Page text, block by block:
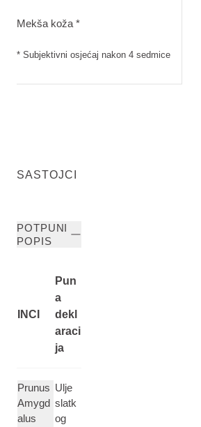
Mekša koža *
* Subjektivni osjećaj nakon 4 sedmice
SASTOJCI
POTPUNI
POPIS
INCI
Pun
a
dekl
araci
ja
Prunus
Amygd
alus
Ulje
slatk
og